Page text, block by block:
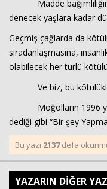
Madde
denecek yaşlara kadar
Geçmiş çağlarda da
sıradanlaşmasına,
olabilecek her türlü
Ve biz, bu
Moğolların 1996
dediği gibi “Bir şey
Bu yazı 2137defa
YAZARIN DİĞER